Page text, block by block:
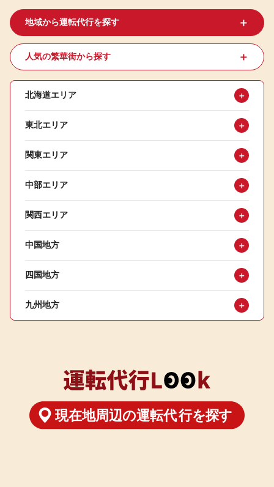
地域から運転代行を探す ＋
人気の繁華街から探す ＋
北海道エリア ＋
東北エリア ＋
関東エリア ＋
中部エリア ＋
関西エリア ＋
中国地方 ＋
四国地方 ＋
九州地方 ＋